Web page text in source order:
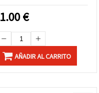
1.00€
AÑADIR AL CARRITO